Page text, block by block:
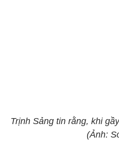
Trịnh Sảng tin rằng, khi
(Ảnh: